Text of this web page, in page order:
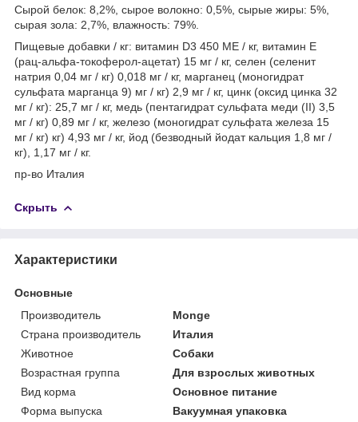
Сырой белок: 8,2%, сырое волокно: 0,5%, сырые жиры: 5%,
сырая зола: 2,7%, влажность: 79%.
Пищевые добавки / кг: витамин D3 450 МЕ / кг, витамин Е
(рац-альфа-токоферол-ацетат) 15 мг / кг, селен (селенит
натрия 0,04 мг / кг) 0,018 мг / кг, марганец (моногидрат
сульфата марганца 9) мг / кг) 2,9 мг / кг, цинк (оксид цинка 32
мг / кг): 25,7 мг / кг, медь (пентагидрат сульфата меди (II) 3,5
мг / кг) 0,89 мг / кг, железо (моногидрат сульфата железа 15
мг / кг) кг) 4,93 мг / кг, йод (безводный йодат кальция 1,8 мг /
кг), 1,17 мг / кг.
пр-во Италия
Скрыть
Характеристики
Основные
Производитель
Monge
Страна производитель
Италия
Животное
Собаки
Возрастная группа
Для взрослых животных
Вид корма
Основное питание
Форма выпуска
Вакуумная упаковка